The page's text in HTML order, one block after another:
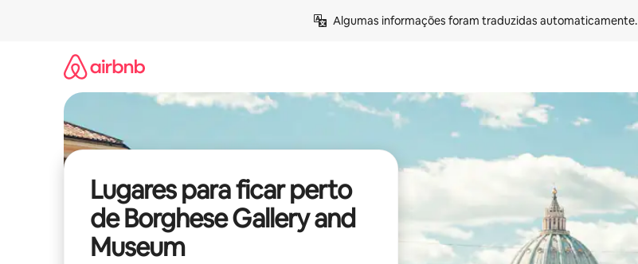
Algumas informações foram traduzidas automaticamente.
Lugares para ficar perto
de Borghese Gallery and
Museum